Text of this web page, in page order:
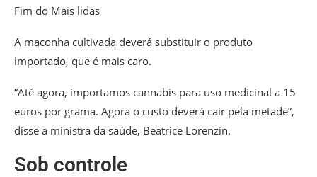
Fim do Mais lidas
A maconha cultivada deverá substituir o produto
importado, que é mais caro.
“Até agora, importamos cannabis para uso medicinal a 15
euros por grama. Agora o custo deverá cair pela metade”,
disse a ministra da saúde, Beatrice Lorenzin.
Sob controle